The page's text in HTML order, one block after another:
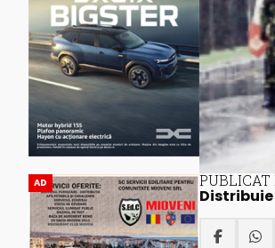
AD PUBLICAT